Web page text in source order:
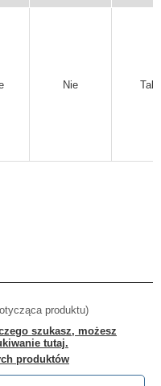
Nie Tak
produktu)
szukasz, możesz
tutaj.
produktów